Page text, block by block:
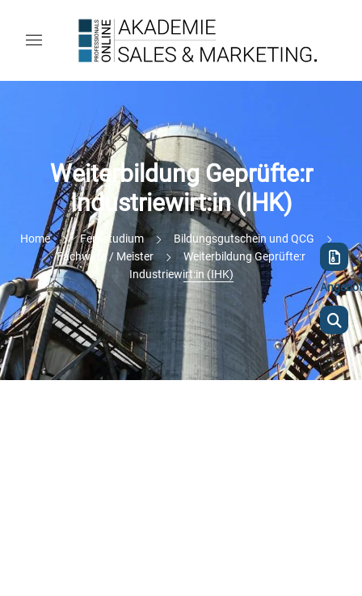
Weiterbildung Geprüfte:r
Industriewirt:in (IHK)
Home Fernstudium
Bildungsgutschein und QCG
Fachwirte / Meister
Weiterbildung Geprüfte:r
Industriewirt:in (IHK)
Angebot